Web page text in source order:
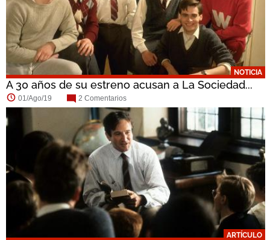
NOTICIA
A 30 años de su estreno acusan a La Sociedad...
01/Ago/19 2 Comentarios
ARTÍCULO